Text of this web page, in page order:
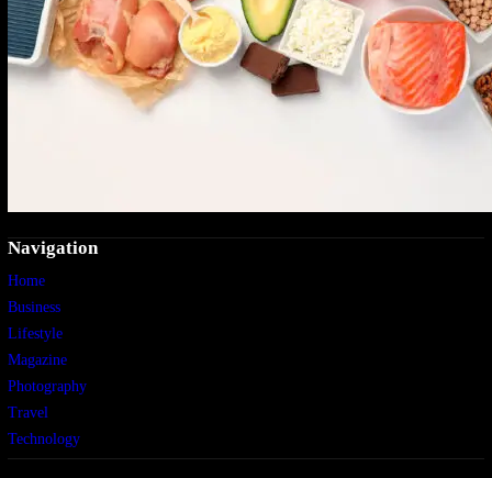
Navigation
Home
Business
Lifestyle
Magazine
Photography
Travel
Technology